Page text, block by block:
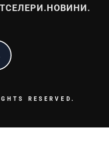
RESERVED.